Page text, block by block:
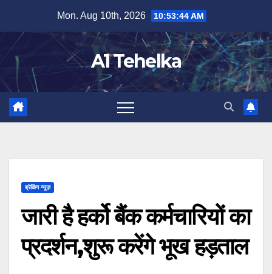
content
Mon. Aug 10th, 2026 10:53:45 AM
A1 Tehelka
ब्रेकिंग न्यूज़
जारी है हर्को बैंक कर्मचारियों का
प्रदर्शन,शुरू करेंगे भूख हड़ताल